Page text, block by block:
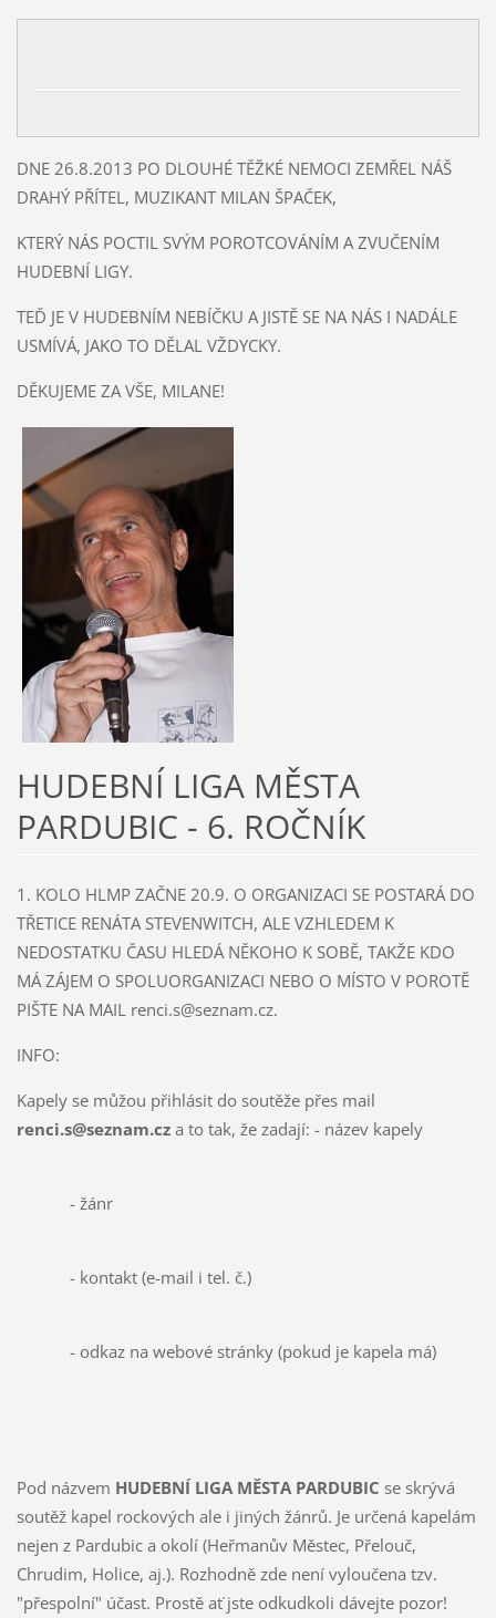
DNE 26.8.2013 PO DLOUHÉ TĚŽKÉ NEMOCI ZEMŘEL NÁŠ
DRAHÝ PŘÍTEL, MUZIKANT MILAN ŠPAČEK,
KTERÝ NÁS POCTIL SVÝM POROTCOVÁNÍM A ZVUČENÍM
HUDEBNÍ LIGY.
TEĎ JE V HUDEBNÍM NEBÍČKU A JISTĚ SE NA NÁS I NADÁLE
USMÍVÁ, JAKO TO DĚLAL VŽDYCKY.
DĚKUJEME ZA VŠE, MILANE!
HUDEBNÍ LIGA MĚSTA
PARDUBIC - 6. ROČNÍK
1. KOLO HLMP ZAČNE 20.9. O ORGANIZACI SE POSTARÁ DO
TŘETICE RENÁTA STEVENWITCH, ALE VZHLEDEM K
NEDOSTATKU ČASU HLEDÁ NĚKOHO K SOBĚ, TAKŽE KDO
MÁ ZÁJEM O SPOLUORGANIZACI NEBO O MÍSTO V POROTĚ
PIŠTE NA MAIL renci.s@seznam.cz.
INFO:
Kapely se můžou přihlásit do soutěže přes mail
renci.s@seznam.cza to tak, že zadají: - název kapely
- žánr
- kontakt (e-mail i tel. č.)
- odkaz na webové stránky (pokud je kapela má)
Pod názvem HUDEBNÍ LIGA MĚSTA PARDUBIC se skrývá
soutěž kapel rockových ale i jiných žánrů. Je určená kapelám
nejen z Pardubic a okolí (Heřmanův Městec, Přelouč,
Chrudim, Holice, aj.). Rozhodně zde není vyloučena tzv.
"přespolní" účast. Prostě ať jste odkudkoli dávejte pozor!